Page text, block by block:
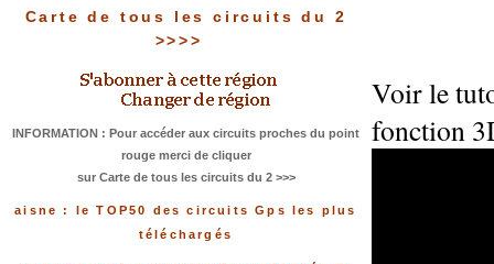
Carte de tous les circuits du 2
>>>>
INFORMATION : Pour accéder aux circuits proches du point
rouge merci de cliquer
sur Carte de tous les circuits du 2 >>>
aisne : le TOP50 des circuits Gps les plus
téléchargés
Voir le
fonction